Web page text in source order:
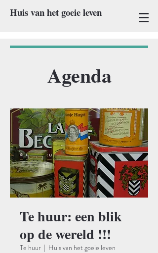
Huis van het goeie leven
Te huur: een blik
op de wereld !!!
Te huur
  |
Huis van het goeie leven
Agenda